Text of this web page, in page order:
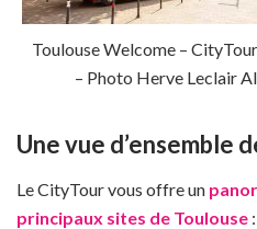
Toulouse Welcome –
– Photo Herve Leclair
Une vue d’ensemble
Le CityTour vous offre un
principaux sites de Toulouse